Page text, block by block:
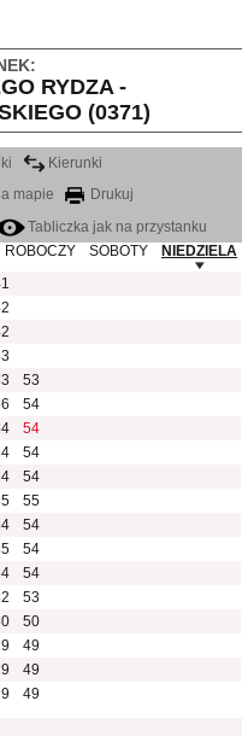
RYDZA -
(0371)
Kierunki
mapie
Drukuj
Tabliczka jak na przystanku
ROBOCZY
SOBOTY
NIEDZIELA
53
54
54
54
54
55
54
54
54
53
50
49
49
49